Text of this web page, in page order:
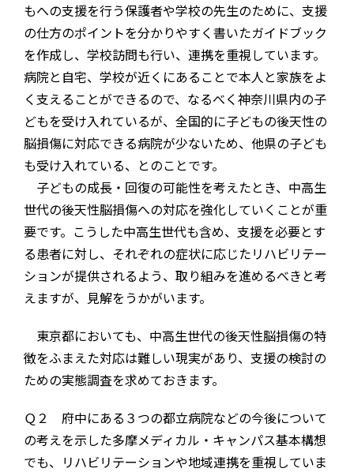
もへの支援を行う保護者や学校の先生のために、支援
の仕方のポイントを分かりやすく書いたガイドブック
を作成し、学校訪問も行い、連携を重視しています。
病院と自宅、学校が近くにあることで本人と家族をよ
く支えることができるので、なるべく神奈川県内の子
どもを受け入れているが、全国的に子どもの後天性の
脳損傷に対応できる病院が少ないため、他県の子ども
も受け入れている、とのことです。
子どもの成長・回復の可能性を考えたとき、中高生
世代の後天性脳損傷への対応を強化していくことが重
要です。こうした中高生世代も含め、支援を必要とす
る患者に対し、それぞれの症状に応じたリハビリテー
ションが提供されるよう、取り組みを進めるべきと考
えますが、見解をうかがいます。
東京都においても、中高生世代の後天性脳損傷の特
徴をふまえた対応は難しい現実があり、支援の検討の
ための実態調査を求めておきます。
Ｑ２ 府中にある３つの都立病院などの今後について
の考えを示した多摩メディカル・キャンパス基本構想
でも、リハビリテーションや地域連携を重視していま